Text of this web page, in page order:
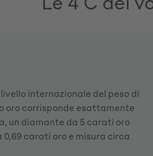
internazionale del peso di
oro corrisponde esattamente
un diamante da 5 carati oro
carati oro e misura circa